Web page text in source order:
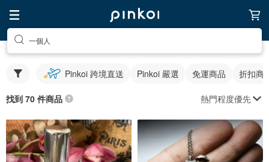
一個人
Pinkoi 跨境直送 Pinkoi 嚴選 免運商品 折扣商
找到 70 件商品 熱門程度優先